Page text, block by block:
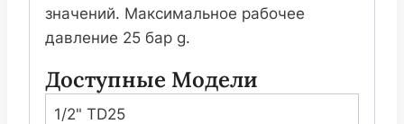
значений. Максимальное рабочее
давление 25 бар g.
Доступные Модели
1/2" TD25